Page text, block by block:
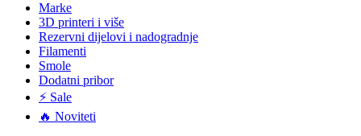
Marke
3D printeri i više
Rezervni dijelovi i nadogradnje
Filamenti
Smole
Dodatni pribor
⚡ Sale
🔥 Noviteti